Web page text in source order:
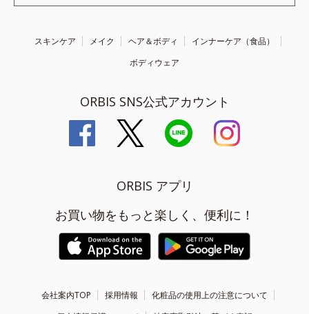
スキンケア メイク ヘア＆ボディ
インナーケア（食品）
ボディウェア
ORBIS SNS公式アカウント
ORBIS アプリ
お買い物をもっと楽しく、便利に！
会社案内TOP 採用情報
化粧品の使用上の注意について